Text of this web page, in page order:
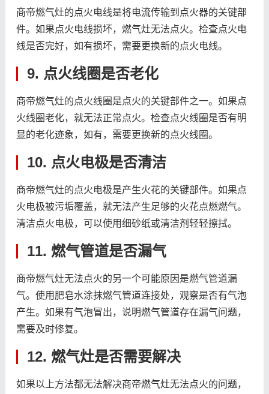
商帝燃气灶的点火电线是将电流传输到点火器的关键部
件。如果点火电线损坏，燃气灶无法点火。检查点火电
线是否完好，如有损坏，需要更换新的点火电线。
9. 点火线圈是否老化
商帝燃气灶的点火线圈是点火的关键部件之一。如果点
火线圈老化，就无法正常点火。检查点火线圈是否有明
显的老化迹象，如有，需要更换新的点火线圈。
10. 点火电极是否清洁
商帝燃气灶的点火电极是产生火花的关键部件。如果点
火电极被污垢覆盖，就无法产生足够的火花点燃燃气。
清洁点火电极，可以使用细砂纸或清洁剂轻轻擦拭。
11. 燃气管道是否漏气
商帝燃气灶无法点火的另一个可能原因是燃气管道漏
气。使用肥皂水涂抹燃气管道连接处，观察是否有气泡
产生。如果有气泡冒出，说明燃气管道存在漏气问题，
需要及时修复。
12. 燃气灶是否需要解决
如果以上方法都无法解决商帝燃气灶无法点火的问题，